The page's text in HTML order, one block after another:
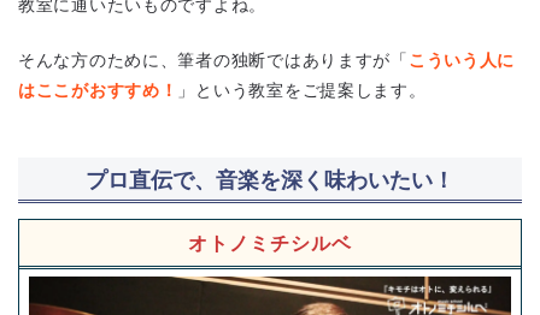
教室に通いたいものですよね。
そんな方のために、筆者の独断ではありますが「 こういう人に
はここがおすすめ！
」という教室をご提案します。
プロ直伝で、音楽を深く味わいたい！
オトノミチシルベ